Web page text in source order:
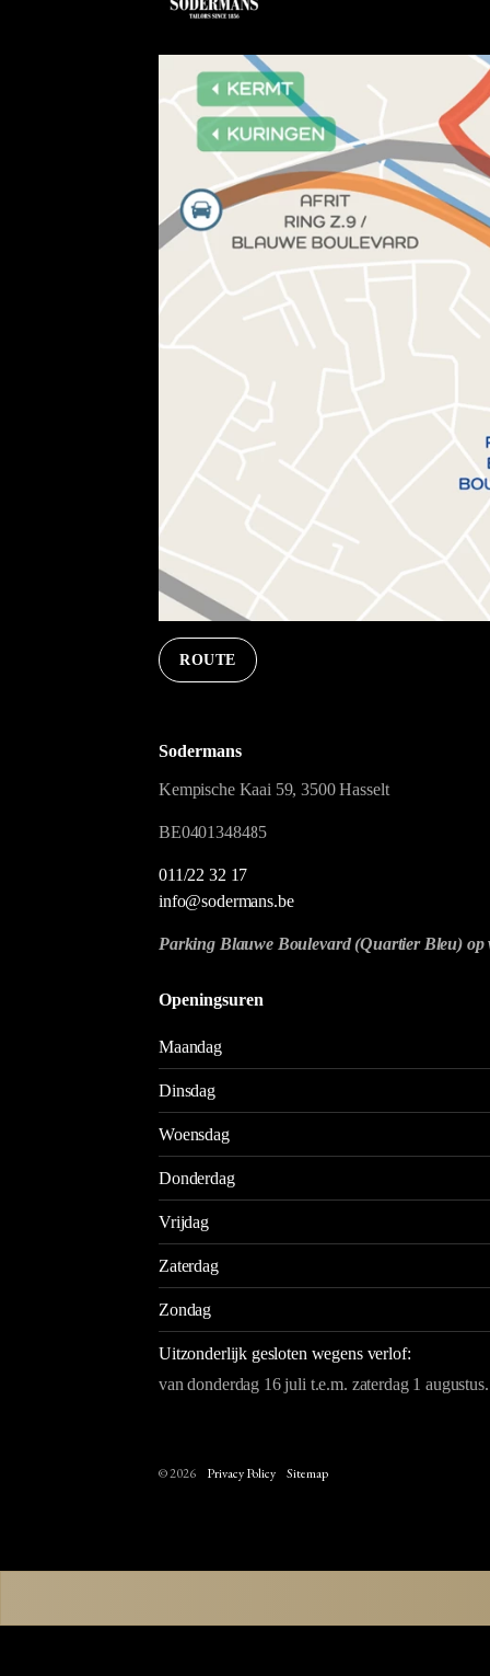
ROUTE
Sodermans
Kempische Kaai 59, 3500 Hasselt
BE0401348485
011/22 32 17
info@sodermans.be
Parking Blauwe Boulevard (Quartier Bleu) op
Openingsuren
Maandag
Dinsdag
Woensdag
Donderdag
Vrijdag
Zaterdag
Zondag
Uitzonderlijk gesloten wegens verlof:
van donderdag 16 juli t.e.m. zaterdag 1 augustus.
© 2026 Privacy Policy Sitemap